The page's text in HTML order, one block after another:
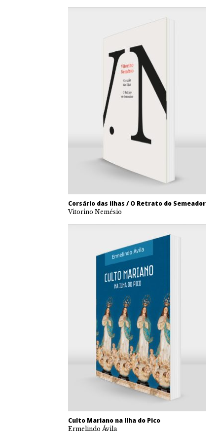
Corsário das ilhas / O Retrato do Semeador
Vitorino Nemésio
Culto Mariano na Ilha do Pico
Ermelindo Ávila